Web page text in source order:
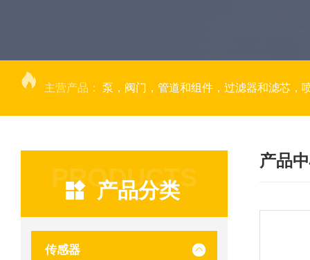
主营产品： 泵，阀门，管道和组件，过滤器和滤芯，
PRODUCTS
产品分类
传感器
产品